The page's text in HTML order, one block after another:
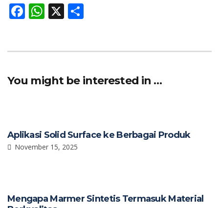
F
b
o
o
W
s
A
p
X
e
You might be interested in …
Aplikasi Solid Surface ke Berbagai Produk
November 15, 2025
Mengapa Marmer Sintetis Termasuk Material